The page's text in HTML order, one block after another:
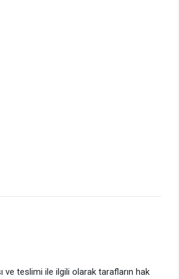
ve teslimi ile ilgili olarak tarafların hak